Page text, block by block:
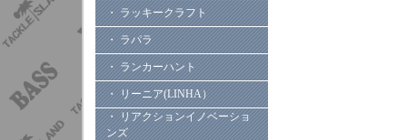
・ ラッキークラフト
・ ラパラ
・ ランカーハント
・ リーニア(LINHA）
・ リアクションイノベーショ
ンズ